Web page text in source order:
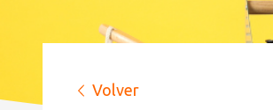
Volver